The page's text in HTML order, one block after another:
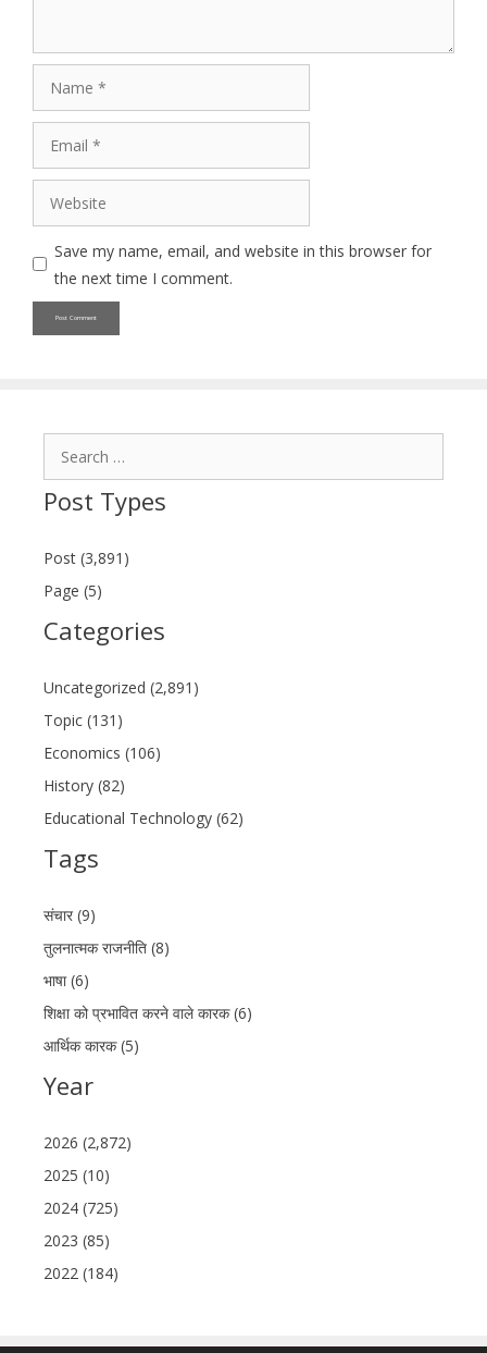
Website
Save my name, email, and website in this browser for
the next time I comment.
Post Types
Post (3,891)
Page (5)
Categories
Uncategorized (2,891)
Topic (131)
Economics (106)
History (82)
Educational Technology (62)
Tags
संचार (9)
तुलनात्मक राजनीति (8)
भाषा (6)
शिक्षा को प्रभावित करने वाले कारक (6)
आर्थिक कारक (5)
Year
2026 (2,872)
2025 (10)
2024 (725)
2023 (85)
2022 (184)